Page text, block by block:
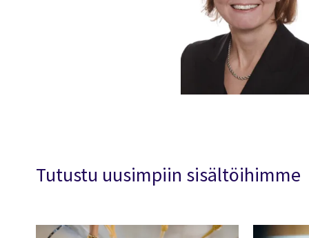
Tutustu uusimpiin sisältöihimme